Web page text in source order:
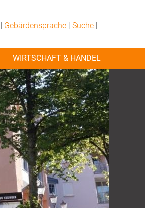
| Gebärdensprache | Suche|
WIRTSCHAFT & HANDEL